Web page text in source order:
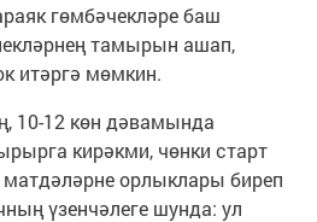
гөмбәчекләре баш
тамырын ашап,
итәргә мөмкин.
10-12 көн дәвамында
кирәкми, чөнки старт
орлыклары биреп
үзенчәлеге шунда: ул